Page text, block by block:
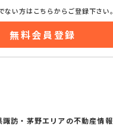
ない方はこちらからご登録下さい。
無料会員登録
諏訪・茅野エリアの不動産情報